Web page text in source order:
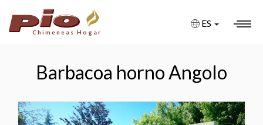
Chimeneas Hogar
ES
CHIMENEAS BIOETANOL
Barbacoa horno Angolo